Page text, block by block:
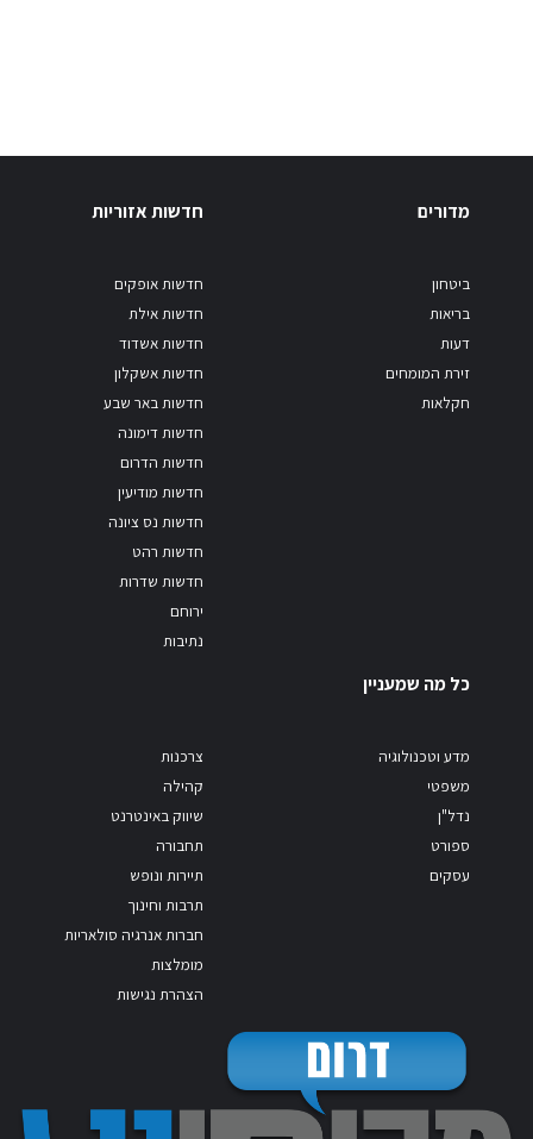
מדורים
ביטחון
בריאות
דעות
זירת המומחים
חקלאות
חדשות אזוריות
חדשות אופקים
חדשות אילת
חדשות אשדוד
חדשות אשקלון
חדשות באר שבע
חדשות דימונה
חדשות הדרום
חדשות מודיעין
חדשות נס ציונה
חדשות רהט
חדשות שדרות
ירוחם
נתיבות
כל מה שמעניין
מדע וטכנולוגיה
משפטי
נדל"ן
ספורט
עסקים
צרכנות
קהילה
שיווק באינטרנט
תחבורה
תיירות ונופש
תרבות וחינוך
חברות אנרגיה סולאריות
מומלצות
הצהרת נגישות